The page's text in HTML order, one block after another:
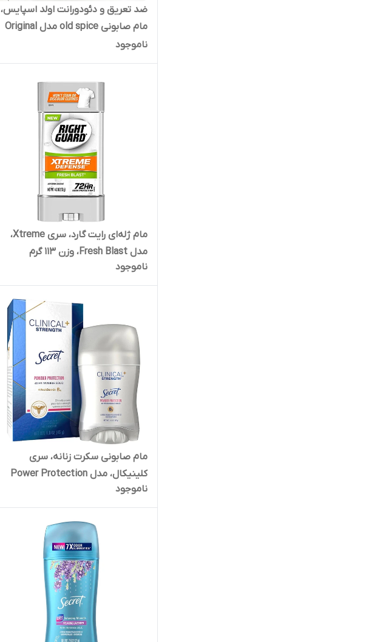
ضد تعریق و دئودورانت اولد اسپایس،
مام صابونی old spice مدل Original
ناموجود
مام ژله‌ای رایت گارد، سری Xtreme،
مدل Fresh Blast، وزن 113 گرم
ناموجود
مام صابونی سکرت زنانه، سری
کلینیکال، مدل Power Protection
48H، وزن 45 گرم تاریخ منقضی شده
ناموجود